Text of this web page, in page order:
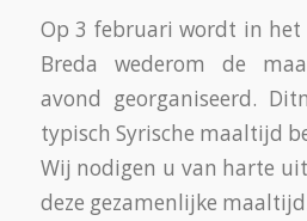
Op 3 februari wordt in
Breda wederom de
avond georganiseerd.
typisch Syrische maaltijd
Wij nodigen u van harte
deze gezamenlijke